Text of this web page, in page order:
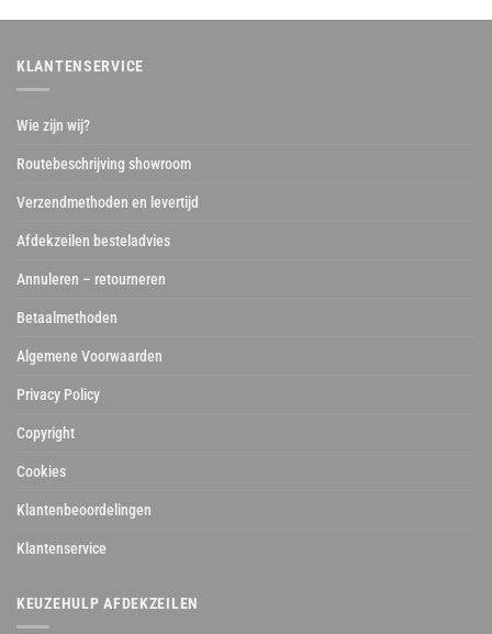
KLANTENSERVICE
Wie zijn wij?
Routebeschrijving showroom
Verzendmethoden en levertijd
Afdekzeilen besteladvies
Annuleren – retourneren
Betaalmethoden
Algemene Voorwaarden
Privacy Policy
Copyright
Cookies
Klantenbeoordelingen
Klantenservice
KEUZEHULP AFDEKZEILEN